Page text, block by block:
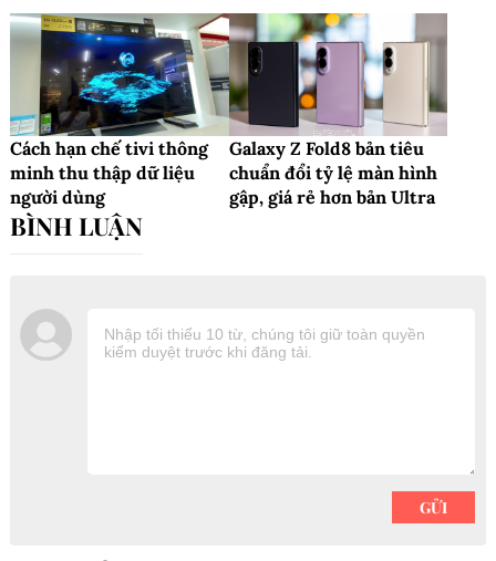
Cách hạn chế tivi thông
minh thu thập dữ liệu
người dùng
Galaxy Z Fold8 bản tiêu
chuẩn đổi tỷ lệ màn hình
gập, giá rẻ hơn bản Ultra